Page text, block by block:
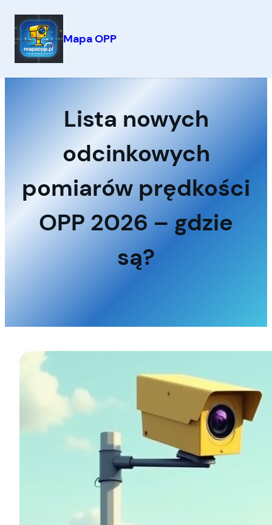
Przejdź
Mapa OPP
Lista nowych
odcinkowych
pomiarów prędkości
OPP 2026 – gdzie
są?